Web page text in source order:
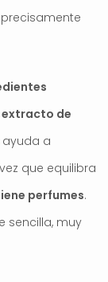
de
a
que equilibra
perfumes.
sencilla, muy